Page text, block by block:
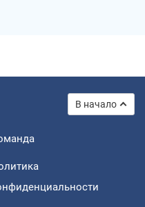
В начало